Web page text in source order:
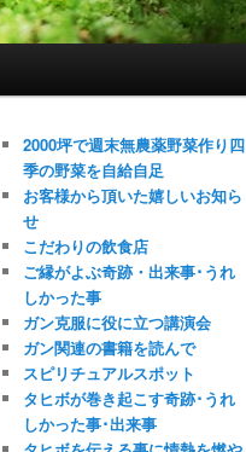
2000坪で週末無農薬野菜作り四
季の野菜を自給自足
お客様から頂いた嬉しいお知ら
せ
こだわりの飲食店
ご縁がよぶ奇跡・出来事･うれ
しかった事
ガン克服に役に立つ講演会
ガン関連の書籍を読んで
スピリチュアルスポット
タヒボが巻き起こす奇跡･うれ
しかった事･出来事